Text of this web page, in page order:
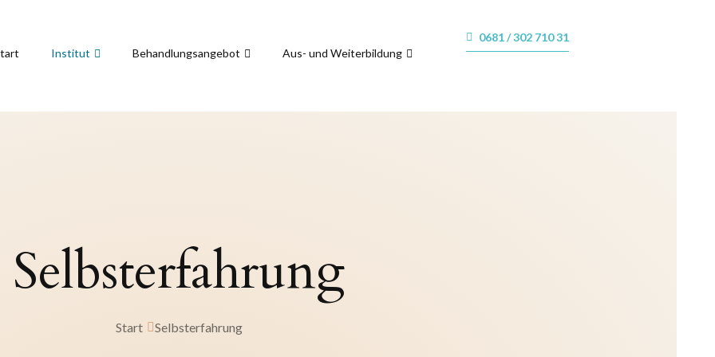
Institut Behandlungsangebot Aus- und Weiterbildung
0681 / 302 710 31
Selbsterfahrung
Start Selbsterfahrung